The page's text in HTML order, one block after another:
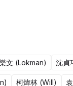
文 (Lokman) 沈貞
柯煒林 (Will)